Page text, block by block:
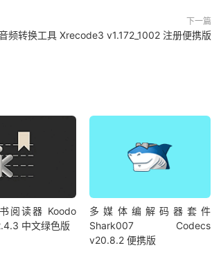
下一篇
频转换工具 Xrecode3 v1.172_1002 注册便携版
阅读器 Koodo
中文绿色版
多媒体编解码器套件
Shark007 Codecs
v20.8.2 便携版